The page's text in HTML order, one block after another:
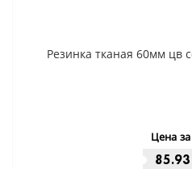
Резинка тканая 60мм цв
Цена
85.93